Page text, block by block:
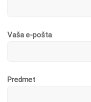
Vaša e-pošta
Predmet